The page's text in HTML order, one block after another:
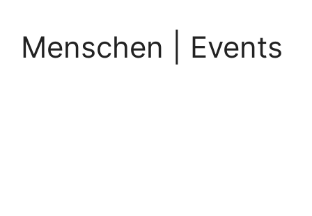
Menschen | Events